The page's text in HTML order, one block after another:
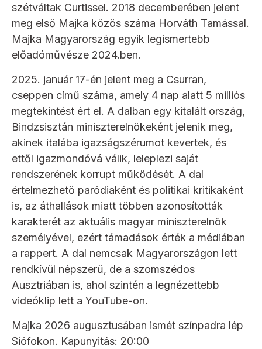
szétváltak Curtissel. 2018 decemberében jelent
meg első Majka közös száma Horváth Tamással.
Majka Magyarország egyik legismertebb
előadóművésze 2024.ben.
2025. január 17-én jelent meg a Csurran,
cseppen című száma, amely 4 nap alatt 5 milliós
megtekintést ért el. A dalban egy kitalált ország,
Bindzsisztán miniszterelnökeként jelenik meg,
akinek italába igazságszérumot kevertek, és
ettől igazmondóvá válik, leleplezi saját
rendszerének korrupt működését. A dal
értelmezhető paródiaként és politikai kritikaként
is, az áthallások miatt többen azonosították
karakterét az aktuális magyar miniszterelnök
személyével, ezért támadások érték a médiában
a rappert. A dal nemcsak Magyarországon lett
rendkívül népszerű, de a szomszédos
Ausztriában is, ahol szintén a legnézettebb
videóklip lett a YouTube-on.
Majka 2026 augusztusában ismét színpadra lép
Siófokon. Kapunyitás: 20:00